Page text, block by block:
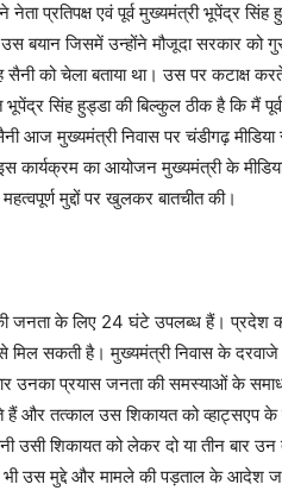
नेता प्रतिपक्ष एवं पूर्व मुख्यमंत्री भूपेंद्र
बयान जिसमें उन्होंने मौजूदा सरकार को
को चेला बताया था। उस पर कटाक्ष
सिंह हुड्डा की बिल्कुल ठीक है कि मैं
मुख्यमंत्री निवास पर चंडीगढ़ मीडिया
कार्यक्रम का आयोजन मुख्यमंत्री के
मुद्दों पर खुलकर बातचीत की।
जनता के लिए 24 घंटे उपलब्ध हैं। प्रदेश
मिल सकती है। मुख्यमंत्री निवास के
उनका प्रयास जनता की समस्याओं के
तत्काल उस शिकायत को व्हाट्सएप के
उसी शिकायत को लेकर दो या तीन बार
भी उस मुद्दे और मामले की पड़ताल के आदेश